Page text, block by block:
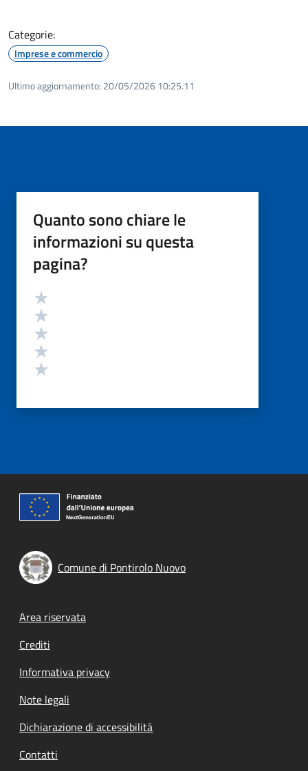
Categorie:
Imprese e commercio
Ultimo aggiornamento: 20/05/2026 10:25.11
Quanto sono chiare le
informazioni su questa
pagina?
Valutazione
Comune di Pontirolo Nuovo
Footer menu
Area riservata
Crediti
Informativa privacy
Note legali
Dichiarazione di accessibilità
Contatti